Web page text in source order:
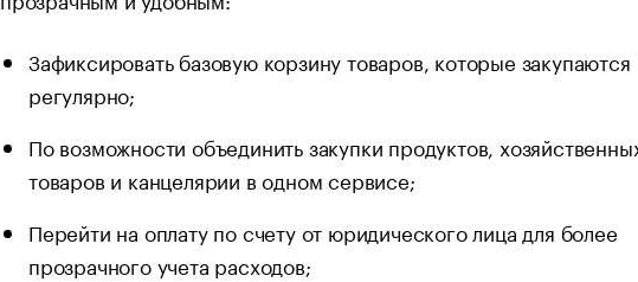
Зафиксировать базовую корзину товаров, которые закупаются
регулярно;
По возможности объединить закупки продуктов,
товаров и канцелярии в одном сервисе;
Перейти на оплату по счету от юридического лица для более
прозрачного учета расходов;